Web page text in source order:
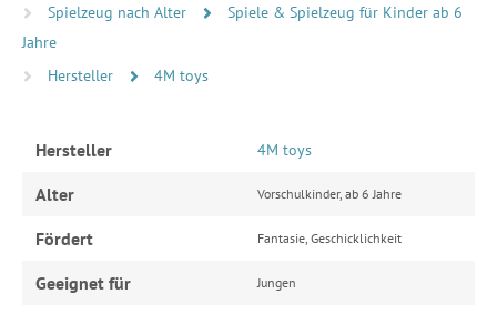
Spielzeug nach Alter
Spiele & Spielzeug für Kinder ab 6
Jahre
Hersteller
4M toys
Hersteller 4M toys
Alter Vorschulkinder, ab 6 Jahre
Fördert Fantasie, Geschicklichkeit
Geeignet für Jungen